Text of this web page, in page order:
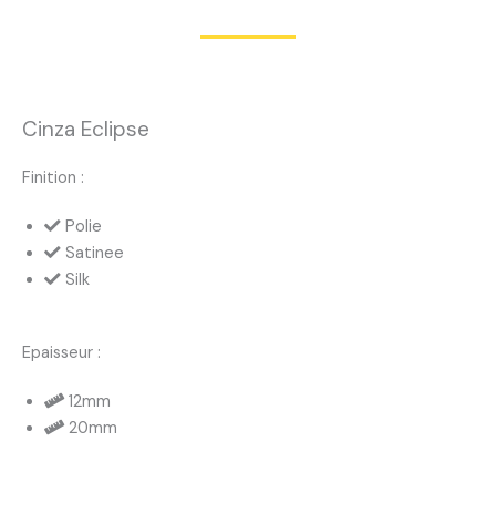
Cinza Eclipse
Finition :
Polie
Satinee
Silk
Epaisseur :
12mm
20mm